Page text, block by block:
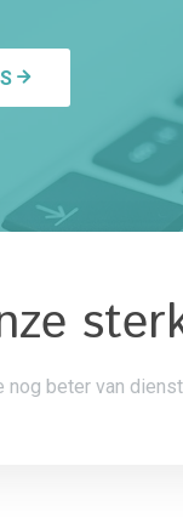
nog beter van